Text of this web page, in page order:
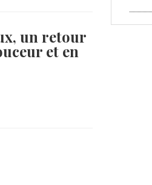
un retour
et en